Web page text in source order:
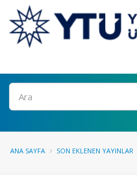
Ara
ANA SAYFA SON EKLENEN YAYINLAR